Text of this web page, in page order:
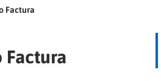
Factura
Factura